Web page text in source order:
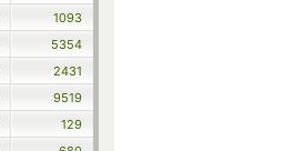
1093
5354
2431
9519
129